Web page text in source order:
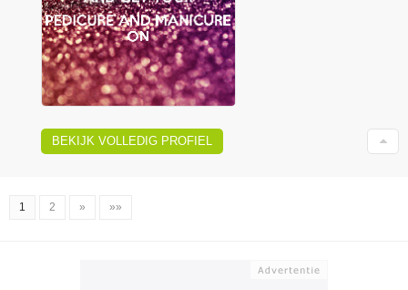
BEKIJK VOLLEDIG PROFIEL
1 2 » »»